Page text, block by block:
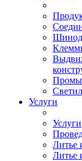
Услуги
Услуги
Литье
Литье